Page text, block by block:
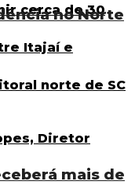
mais de
no Norte